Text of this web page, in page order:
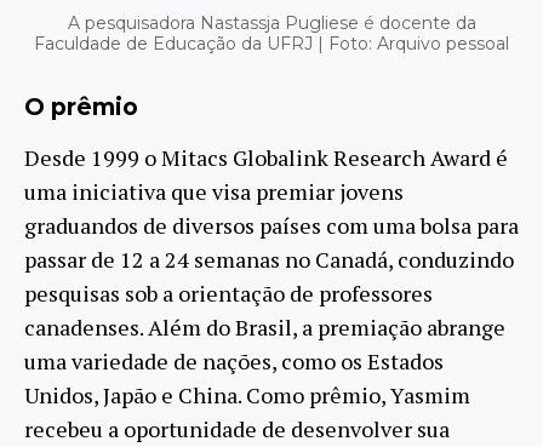
A pesquisadora Nastassja Pugliese é docente da
Faculdade de Educação da UFRJ | Foto: Arquivo pessoal
O prêmio
Desde 1999 o Mitacs Globalink Research Award é
uma iniciativa que visa premiar jovens
graduandos de diversos países com uma bolsa para
passar de 12 a 24 semanas no Canadá, conduzindo
pesquisas sob a orientação de professores
canadenses. Além do Brasil, a premiação abrange
uma variedade de nações, como os Estados
Unidos, Japão e China. Como prêmio, Yasmim
recebeu a oportunidade de desenvolver sua